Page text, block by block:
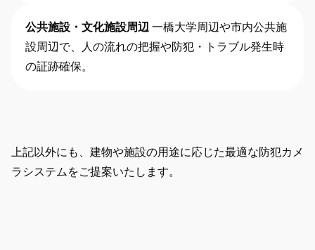
公共施設・文化施設周辺 一橋大学周辺や市内公共施
設周辺で、人の流れの把握や防犯・トラブル発生時
の証跡確保。
上記以外にも、建物や施設の用途に応じた最適な防犯カメ
ラシステムをご提案いたします。